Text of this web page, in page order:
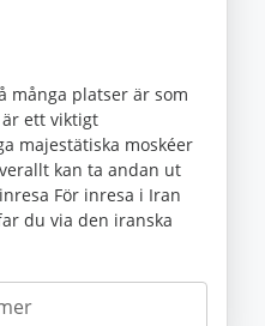
många platser är som
ett viktigt
majestätiska moskéer
kan ta andan ut
För inresa i Iran
du via den iranska